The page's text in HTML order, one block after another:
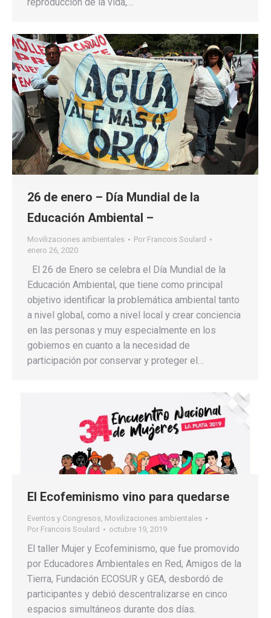
26 de enero – Día Mundial de la
Educación Ambiental –
Movilizaciones ambientales Por Francois Soulard
enero 26, 2020
El 26 de Enero se celebra el Día Mundial de la
Educación Ambiental, que tiene como principal
objetivo identificar la problemática ambiental tanto
a nivel global, como a nivel local y crear conciencia
en las personas y muy especialmente en los
gobiernos en cuanto a la necesidad de
participación por conservar y proteger el…
El Ecofeminismo vino para quedarse
Eventos y Congresos, Movilizaciones ambientales
Por Francois Soulard octubre 19, 2019
El taller Mujer y Ecofeminismo, que fue promovido
por Educadores Ambientales en Red, Amigos de la
Tierra, Fundación ECOSUR y GEA, desbordó de
participantes y debió descentralizarse en cinco
espacios simultáneos durante dos días.